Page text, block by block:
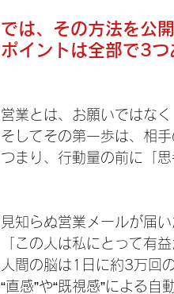
では、その方法を公開
ポイントは全部で3つ
営業とは、お願いではなく
そしてその第一歩は、相
つまり、行動量の前に「
見知らぬ営業メールが届
「この人は私にとって有
人間の脳は1日に約3万回
“直感”や“既視感”による自